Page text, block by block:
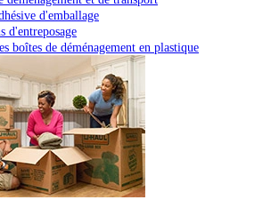
d'emballage
d'entreposage
boîtes de déménagement en plastique